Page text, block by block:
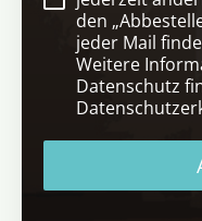
den
jeder Mail
Weitere
Datenschutz